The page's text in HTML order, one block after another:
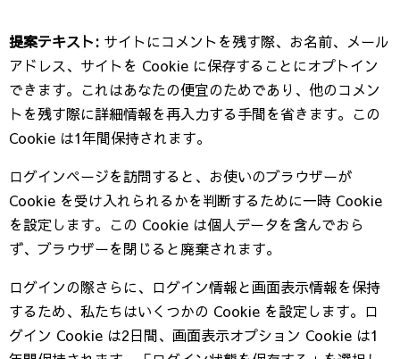
提案テキスト: サイトにコメントを残す際、お名前、メール
アドレス、サイトを Cookie に保存することにオプトイン
できます。これはあなたの便宜のためであり、他のコメン
トを残す際に詳細情報を再入力する手間を省きます。この
Cookie は1年間保持されます。
ログインページを訪問すると、お使いのブラウザーが
Cookie を受け入れられるかを判断するために一時 Cookie
を設定します。この Cookie は個人データを含んでおら
ず、ブラウザーを閉じると廃棄されます。
ログインの際さらに、ログイン情報と画面表示情報を保持
するため、私たちはいくつかの Cookie を設定します。ロ
グイン Cookie は2日間、画面表示オプション Cookie は1